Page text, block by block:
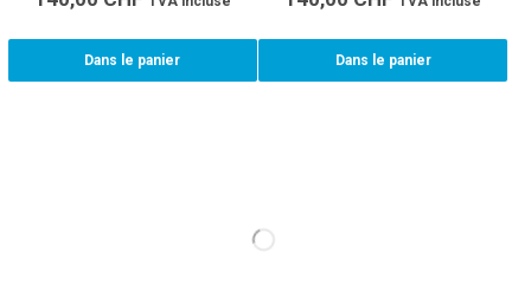
Dans le panier Dans le panier